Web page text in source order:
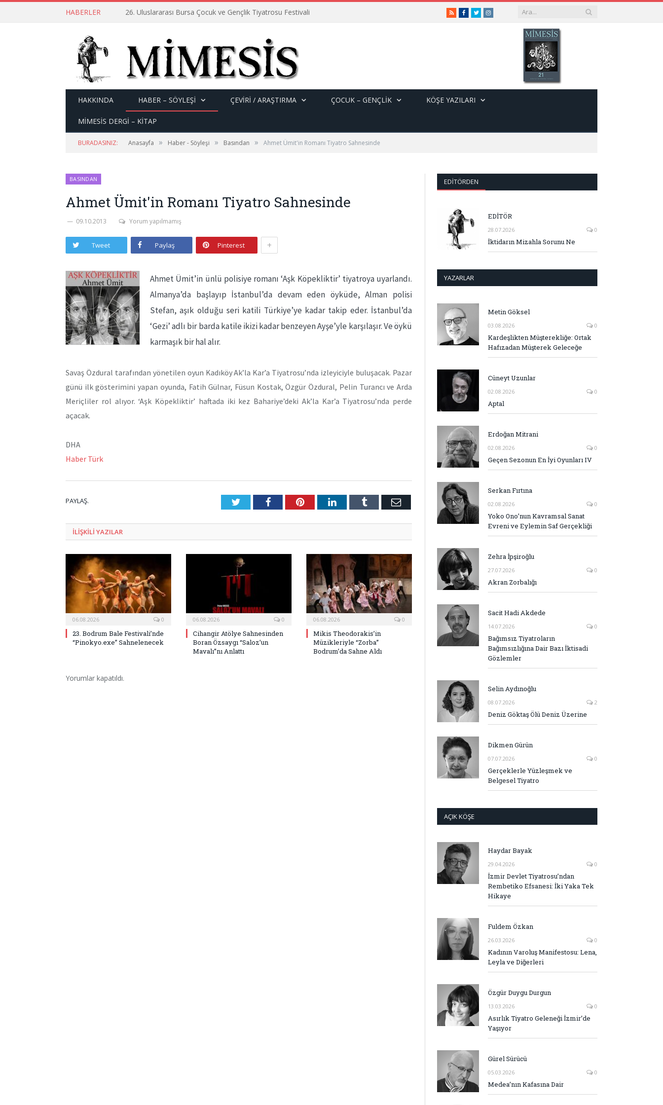
HABERLER 26. Uluslararası Bursa Çocuk ve Gençlik Tiyatrosu Festivali RSSFacebook
TwitterInstagram
HAKKINDA HABER – SÖYLEŞI ÇEVİRİ / ARAŞTIRMA ÇOCUK – GENÇLIK KÖŞE YAZILARI
MİMESİS DERGİ – KİTAP
BURADASINIZ: Anasayfa » Haber - Söyleşi » Basından » Ahmet Ümit'in Romanı Tiyatro Sahnesinde
BASINDAN
Ahmet Ümit'in Romanı Tiyatro Sahnesinde
09.10.2013 Yorum yapılmamış
Tweet Paylaş Pinterest +
Ahmet Ümit’in ünlü polisiye romanı ‘Aşk Köpekliktir’ tiyatroya uyarlandı.
Almanya’da başlayıp İstanbul’da devam eden öyküde, Alman polisi
Stefan, aşık olduğu seri katili Türkiye’ye kadar takip eder. İstanbul’da
‘Gezi’ adlı bir barda katile ikizi kadar benzeyen Ayşe’yle karşılaşır. Ve öykü
karmaşık bir hal alır.
Savaş Özdural tarafından yönetilen oyun Kadıköy Ak’la Kar’a Tiyatrosu’nda izleyiciyle buluşacak. Pazar
günü ilk gösterimini yapan oyunda, Fatih Gülnar, Füsun Kostak, Özgür Özdural, Pelin Turancı ve Arda
Meriçliler rol alıyor. ‘Aşk Köpekliktir’ haftada iki kez Bahariye’deki Ak’la Kar’a Tiyatrosu’nda perde
açacak.
DHA
Haber Türk
PAYLAŞ. TwitterFacebookPinterestLinkedInTumblr E-
ILIŞKILI YAZILAR
06.08.2026 0
23. Bodrum Bale Festivali’nde
“Pinokyo.exe” Sahnelenecek
06.08.2026 0
Cihangir Atölye Sahnesinden
Boran Özsaygı “Saloz’un
Mavalı”nı Anlattı
06.08.2026 0
Mikis Theodorakis’in
Müzikleriyle “Zorba”
Bodrum’da Sahne Aldı
Yorumlar kapatıldı.
EDITÖRDEN
EDİTÖR
28.07.2026 0
İktidarın Mizahla Sorunu Ne
YAZARLAR
Metin Göksel
03.08.2026 0
Kardeşlikten Müşterekliğe: Ortak
Hafızadan Müşterek Geleceğe
Cüneyt Uzunlar
02.08.2026 0
Aptal
Erdoğan Mitrani
02.08.2026 0
Geçen Sezonun En İyi Oyunları IV
Serkan Fırtına
02.08.2026 0
Yoko Ono’nun Kavramsal Sanat
Evreni ve Eylemin Saf Gerçekliği
Zehra İpşiroğlu
27.07.2026 0
Akran Zorbalığı
Sacit Hadi Akdede
14.07.2026 0
Bağımsız Tiyatroların
Bağımsızlığına Dair Bazı İktisadi
Gözlemler
Selin Aydınoğlu
08.07.2026 2
Deniz Göktaş Ölü Deniz Üzerine
Dikmen Gürün
07.07.2026 0
Gerçeklerle Yüzleşmek ve
Belgesel Tiyatro
AÇIK KÖŞE
Haydar Bayak
29.04.2026 0
İzmir Devlet Tiyatrosu’ndan
Rembetiko Efsanesi: İki Yaka Tek
Hikaye
Fuldem Özkan
26.03.2026 0
Kadının Varoluş Manifestosu: Lena,
Leyla ve Diğerleri
Özgür Duygu Durgun
13.03.2026 0
Asırlık Tiyatro Geleneği İzmir’de
Yaşıyor
Gürel Sürücü
05.03.2026 0
Medea’nın Kafasına Dair